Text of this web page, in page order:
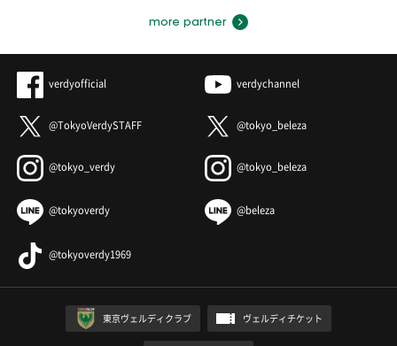
more partner
verdyofficial verdychannel
@TokyoVerdySTAFF @tokyo_beleza
@tokyo_verdy @tokyo_beleza
@tokyoverdy @beleza
@tokyoverdy1969
東京ヴェルディクラブ ヴェルディチケット